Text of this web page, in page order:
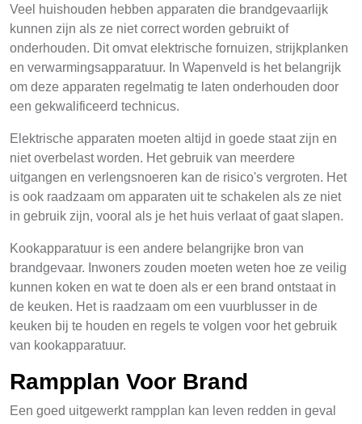
Veel huishouden hebben apparaten die brandgevaarlijk
kunnen zijn als ze niet correct worden gebruikt of
onderhouden. Dit omvat elektrische fornuizen, strijkplanken
en verwarmingsapparatuur. In Wapenveld is het belangrijk
om deze apparaten regelmatig te laten onderhouden door
een gekwalificeerd technicus.
Elektrische apparaten moeten altijd in goede staat zijn en
niet overbelast worden. Het gebruik van meerdere
uitgangen en verlengsnoeren kan de risico's vergroten. Het
is ook raadzaam om apparaten uit te schakelen als ze niet
in gebruik zijn, vooral als je het huis verlaat of gaat slapen.
Kookapparatuur is een andere belangrijke bron van
brandgevaar. Inwoners zouden moeten weten hoe ze veilig
kunnen koken en wat te doen als er een brand ontstaat in
de keuken. Het is raadzaam om een vuurblusser in de
keuken bij te houden en regels te volgen voor het gebruik
van kookapparatuur.
Rampplan Voor Brand
Een goed uitgewerkt rampplan kan leven redden in geval